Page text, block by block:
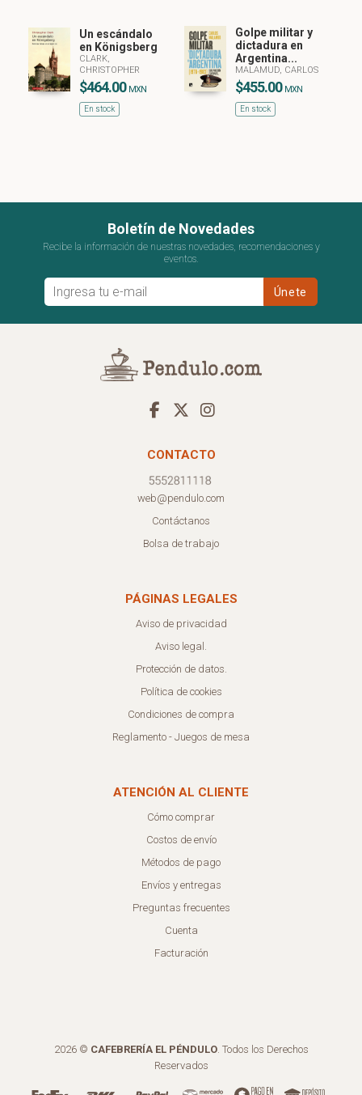
Un escándalo
en Königsberg
CLARK,
CHRISTOPHER
$464.00 MXN
En stock
Golpe militar y
dictadura en
Argentina...
MALAMUD, CARLOS
$455.00 MXN
En stock
Boletín de Novedades
Recibe la información de nuestras novedades, recomendaciones y
eventos.
CONTACTO
web@pendulo.com
Contáctanos
Bolsa de trabajo
PÁGINAS LEGALES
Aviso de privacidad
Aviso legal.
Protección de datos.
Política de cookies
Condiciones de compra
Reglamento - Juegos de mesa
ATENCIÓN AL CLIENTE
Cómo comprar
Costos de envío
Métodos de pago
Envíos y entregas
Preguntas frecuentes
Cuenta
Facturación
2026 © CAFEBRERÍA EL PÉNDULO. Todos los Derechos
Reservados